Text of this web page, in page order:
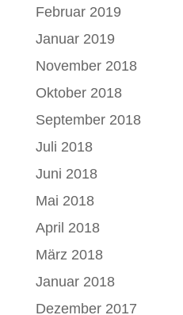
Februar 2019
Januar 2019
November 2018
Oktober 2018
September 2018
Juli 2018
Juni 2018
Mai 2018
April 2018
März 2018
Januar 2018
Dezember 2017